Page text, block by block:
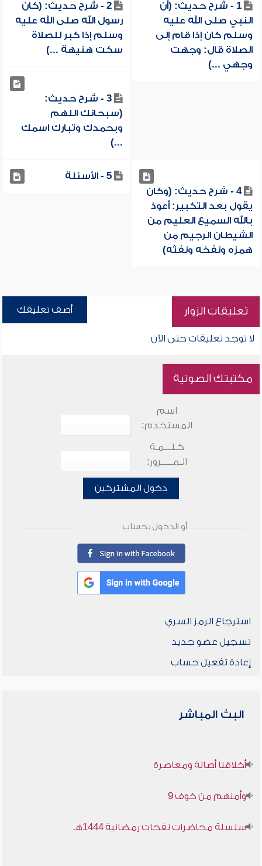
1 - شرح حديث: (أن
النبي صلى الله عليه
وسلم كان إذا قام إلى
الصلاة قال: وجهت
وجهي ...)
2 - شرح حديث: (كان
رسول الله صلى الله عليه
وسلم إذا كبر للصلاة
سكت هنيهة ...)
3 - شرح حديث:
(سبحانك اللهم
وبحمدك وتبارك اسمك
...)
4 - شرح حديث: (وكان
يقول بعد التكبير: أعوذ
بالله السميع العليم من
الشيطان الرجيم من
همزه ونفخه ونفثه)
5 - الأسئلة
تعليقات الزوار أضف تعليقك
لا توجد تعليقات حتى الآن
مكتبتك الصوتية
اسم
المستخدم:
كـلـــمـة
الـمـــــرور:
دخول المشتركين
أو الدخول بحساب
استرجاع الرمز السري
تسجيل عضو جديد
إعادة تفعيل حساب
البث المباشر
أخلاقنا أصالة ومعاصرة
وأمنهم من خوف 9
سلسلة محاضرات نفحات رمضانية 1444هـ